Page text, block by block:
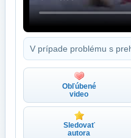
V prípade problému s
Obľúbené
video
Sledovať
autora